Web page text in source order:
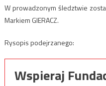
W prowadzonym śledztwie
Markiem GIERACZ.
Rysopis podejrzanego:
Wspieraj